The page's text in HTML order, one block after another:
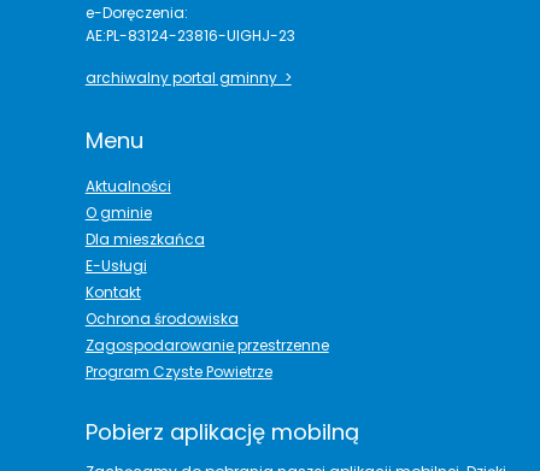
e-Doręczenia:
AE:PL-83124-23816-UIGHJ-23
archiwalny portal gminny >
Menu
Aktualności
O gminie
Dla mieszkańca
E-Usługi
Kontakt
Ochrona środowiska
Zagospodarowanie przestrzenne
Program Czyste Powietrze
Pobierz aplikację mobilną